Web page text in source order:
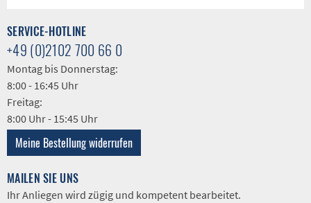
SERVICE-HOTLINE
+49 (0)2102 700 66 0
Montag bis Donnerstag:
8:00 - 16:45 Uhr
Freitag:
8:00 Uhr - 15:45 Uhr
Meine Bestellung widerrufen
MAILEN SIE UNS
Ihr Anliegen wird zügig und kompetent bearbeitet.